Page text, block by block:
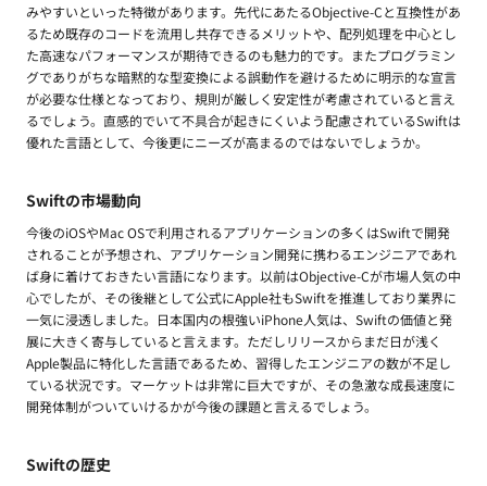
みやすいといった特徴があります。先代にあたるObjective-Cと互換性があ
るため既存のコードを流用し共存できるメリットや、配列処理を中心とし
た高速なパフォーマンスが期待できるのも魅力的です。またプログラミン
グでありがちな暗黙的な型変換による誤動作を避けるために明示的な宣言
が必要な仕様となっており、規則が厳しく安定性が考慮されていると言え
るでしょう。直感的でいて不具合が起きにくいよう配慮されているSwiftは
優れた言語として、今後更にニーズが高まるのではないでしょうか。
Swiftの市場動向
今後のiOSやMac OSで利用されるアプリケーションの多くはSwiftで開発
されることが予想され、アプリケーション開発に携わるエンジニアであれ
ば身に着けておきたい言語になります。以前はObjective-Cが市場人気の中
心でしたが、その後継として公式にApple社もSwiftを推進しており業界に
一気に浸透しました。日本国内の根強いiPhone人気は、Swiftの価値と発
展に大きく寄与していると言えます。ただしリリースからまだ日が浅く
Apple製品に特化した言語であるため、習得したエンジニアの数が不足し
ている状況です。マーケットは非常に巨大ですが、その急激な成長速度に
開発体制がついていけるかが今後の課題と言えるでしょう。
Swiftの歴史